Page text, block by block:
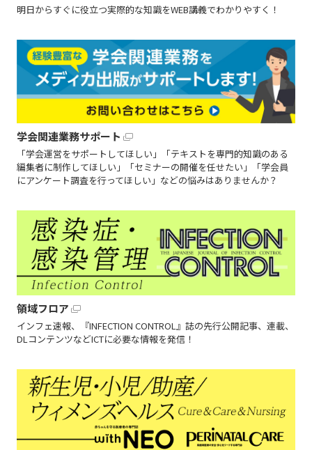
明日からすぐに役立つ実際的な知識をWEB講義でわかりやすく！
学会関連業務サポート
「学会運営をサポートしてほしい」「テキストを専門的知識のある
編集者に制作してほしい」「セミナーの開催を任せたい」「学会員
にアンケート調査を行ってほしい」などの悩みはありませんか？
領域フロア
インフェ速報、『INFECTION CONTROL』誌の先行公開記事、連載、
DLコンテンツなどICTに必要な情報を発信！